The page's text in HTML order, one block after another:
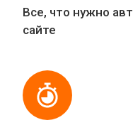
Все, что нужно
сайте